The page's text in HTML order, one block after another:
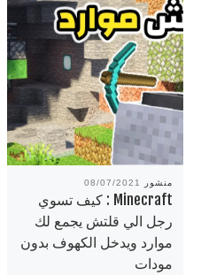
منشور 08/07/2021
Minecraft : كيف تسوي
رجل الي قلتش يجمع لك
موارد ويدخل الكهوف بدون
مودات